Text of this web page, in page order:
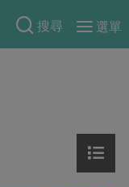
搜尋
選單